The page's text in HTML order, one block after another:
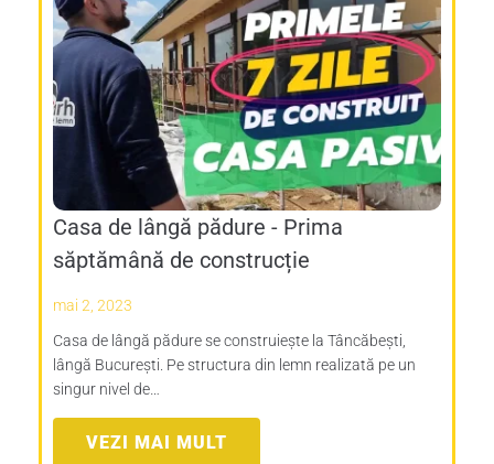
Casa de lângă pădure - Prima
săptămână de construcție
mai 2, 2023
Casa de lângă pădure se construiește la Tâncăbești,
lângă București. Pe structura din lemn realizată pe un
singur nivel de…
VEZI MAI MULT